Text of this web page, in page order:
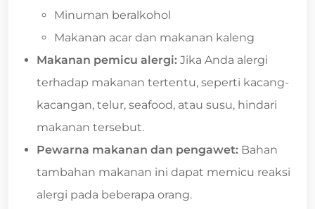
Minuman beralkohol
Makanan acar dan makanan kaleng
Makanan pemicu alergi: Jika Anda alergi
terhadap makanan tertentu, seperti kacang-
kacangan, telur, seafood, atau susu, hindari
makanan tersebut.
Pewarna makanan dan pengawet: Bahan
tambahan makanan ini dapat memicu reaksi
alergi pada beberapa orang.